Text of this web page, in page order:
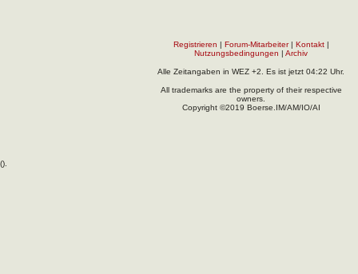
Registrieren | Forum-Mitarbeiter| Kontakt|
Nutzungsbedingungen | Archiv
Alle Zeitangaben in WEZ +2. Es ist jetzt 04:22 Uhr.
All trademarks are the property of their respective
owners.
Copyright ©2019 Boerse.IM/AM/IO/AI
().